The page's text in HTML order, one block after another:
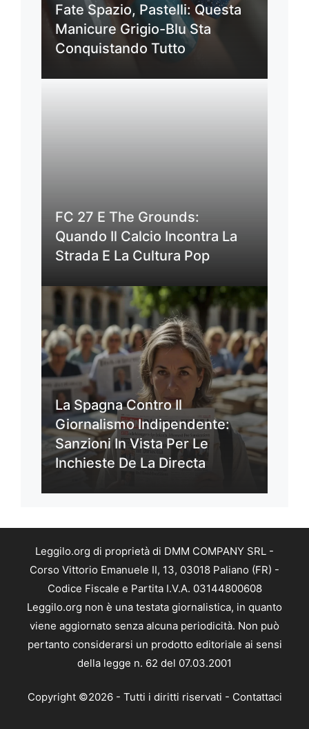
Fate Spazio, Pastelli: Questa
Manicure Grigio-Blu Sta
Conquistando Tutto
FC 27 E The Grounds:
Quando Il Calcio Incontra La
Strada E La Cultura Pop
La Spagna Contro Il
Giornalismo Indipendente:
Sanzioni In Vista Per Le
Inchieste De La Directa
Leggilo.org di proprietà di DMM COMPANY SRL -
Corso Vittorio Emanuele II, 13, 03018 Paliano (FR) -
Codice Fiscale e Partita I.V.A. 03144800608
Leggilo.org non è una testata giornalistica, in quanto
viene aggiornato senza alcuna periodicità. Non può
pertanto considerarsi un prodotto editoriale ai sensi
della legge n. 62 del 07.03.2001
Copyright ©2026 - Tutti i diritti riservati - Contattaci